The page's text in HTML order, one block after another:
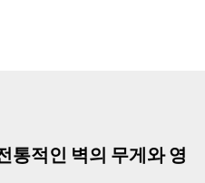
통적인 벽의 무게와 영